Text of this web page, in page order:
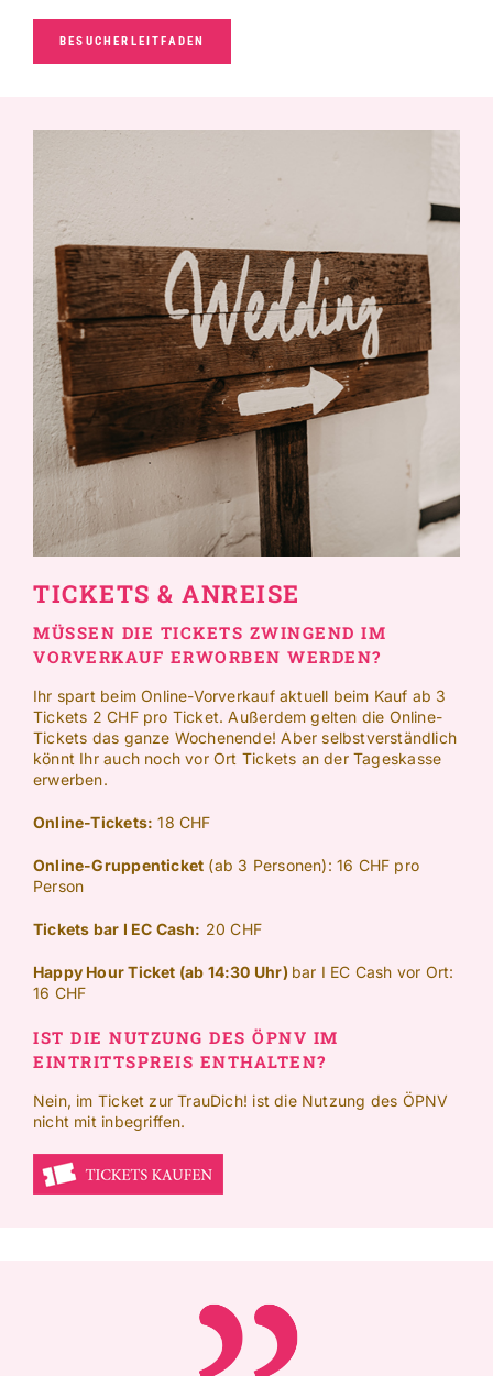
BESUCHERLEITFADEN
TICKETS & ANREISE
MÜSSEN DIE TICKETS ZWINGEND IM
VORVERKAUF ERWORBEN WERDEN?
Ihr spart beim Online-Vorverkauf aktuell beim Kauf ab 3
Tickets 2 CHF pro Ticket. Außerdem gelten die Online-
Tickets das ganze Wochenende! Aber selbstverständlich
könnt Ihr auch noch vor Ort Tickets an der Tageskasse
erwerben.
Online-Tickets: 18 CHF
Online-Gruppenticket (ab 3 Personen): 16 CHF pro
Person
Tickets bar I EC Cash: 20 CHF
Happy Hour Ticket (ab 14:30 Uhr) bar I EC Cash vor Ort:
16 CHF
IST DIE NUTZUNG DES ÖPNV IM
EINTRITTSPREIS ENTHALTEN?
Nein, im Ticket zur TrauDich! ist die Nutzung des ÖPNV
nicht mit inbegriffen.